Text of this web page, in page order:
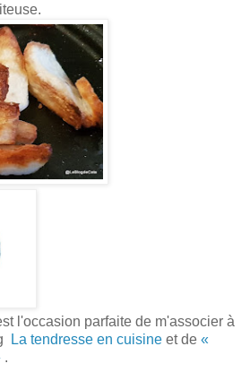
l'occasion parfaite de m'associer à
La tendresse en cuisine et de «
.